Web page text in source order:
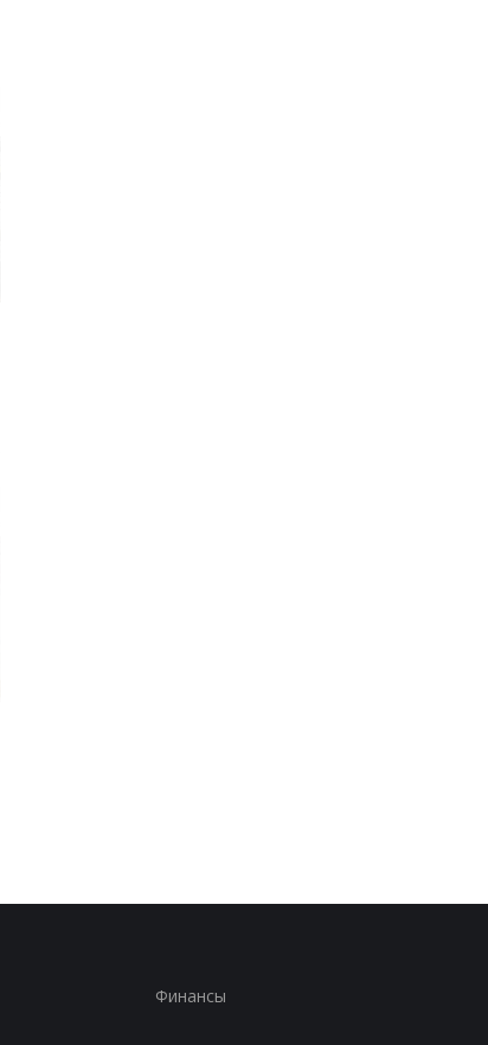
Финансы